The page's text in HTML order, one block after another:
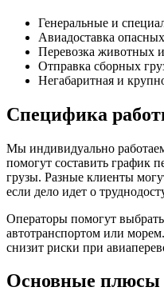
Генеральные и
Авиадоставка
Перевозка животных
Отправка сборных
Негабаритная и
Специфика
Мы индивидуально
помогут составить график
грузы. Разные клиенты
если дело идет о
Операторы помогут
автотранспортом или
снизит риски при
Основные плюсы